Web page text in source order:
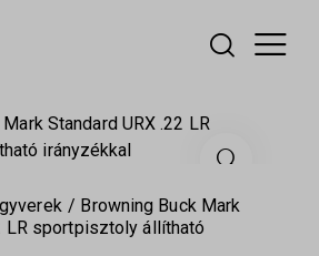
Browning Buck Mark
LR sportpisztoly állítható